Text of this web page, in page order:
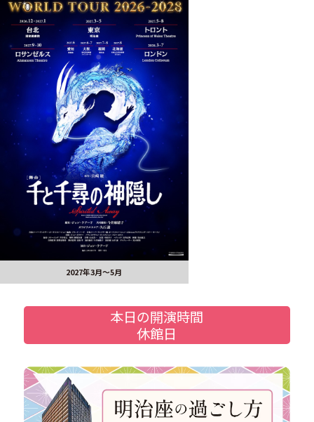
2027年3月～5月
本日の開演時間
休館日